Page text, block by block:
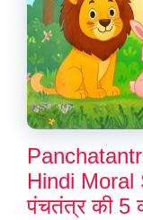
Hindi Moral
पंचतंत्र की 5